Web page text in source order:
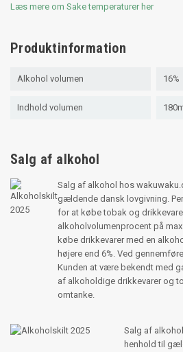
Læs mere om Sake temperaturer her
Produktinformation
Alkohol volumen 16%
Indhold volumen
Salg af alkohol
Salg af alkohol hos
gældende dansk lovgivning.
for at købe tobak og
alkoholvolumenprocent på
købe drikkevarer med en
højere end 6%. Ved
Kunden at være bekendt med
af alkoholdige drikkevarer og
omtanke.
Salg af
henhold til